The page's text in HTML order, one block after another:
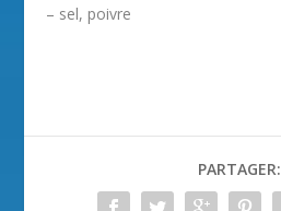
– sel, poivre
PARTAGER: